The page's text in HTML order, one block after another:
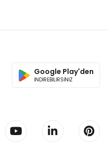
Google Play'den
İNDİREBİLİRSİNİZ